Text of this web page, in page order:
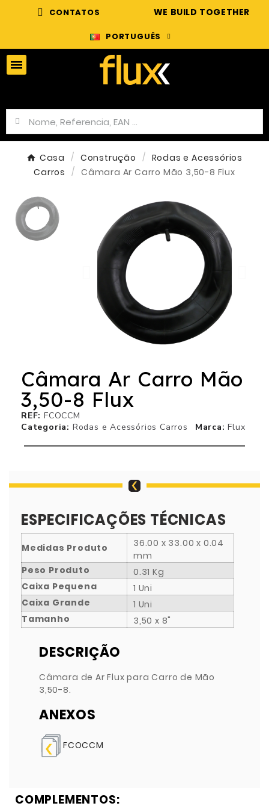
CONTATOS WE BUILD TOGETHER
PORTUGUÊS
Casa Construção
Rodas e Acessórios
Carros
Câmara Ar Carro Mão 3,50-8 Flux
Câmara Ar Carro Mão
3,50-8 Flux
REF FCOCCM
Categoria
Rodas e Acessórios Carros Marca Flux
ESPECIFICAÇÕES TÉCNICAS
Medidas Produto
36.00 x 33.00 x 0.04
mm
Peso Produto
0.31 Kg
Caixa Pequena
1 Uni
Caixa Grande
1 Uni
Tamanho
3,50 x 8"
DESCRIÇÃO
Câmara de Ar Flux para Carro de Mão
3,50-8.
ANEXOS
FCOCCM
COMPLEMENTOS: